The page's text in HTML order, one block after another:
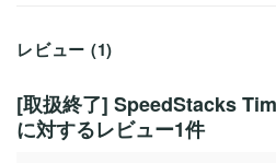
レビュー (1)
[取扱終了] SpeedStacks
に対するレビュー1件